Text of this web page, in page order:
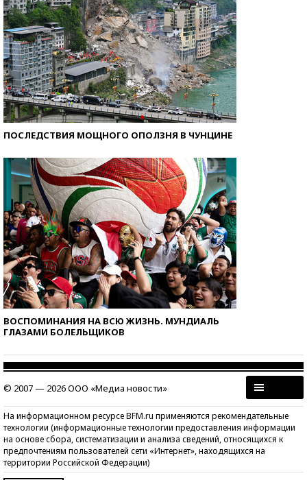
ПОСЛЕДСТВИЯ МОЩНОГО ОПОЛЗНЯ В ЧУНЦИНЕ
ВОСПОМИНАНИЯ НА ВСЮ ЖИЗНЬ. МУНДИАЛЬ
ГЛАЗАМИ БОЛЕЛЬЩИКОВ
© 2007 — 2026 ООО «Медиа новости»
На информационном ресурсе BFM.ru применяются рекомендательные
технологии (информационные технологии предоставления информации
на основе сбора, систематизации и анализа сведений, относящихся к
предпочтениям пользователей сети «Интернет», находящихся на
территории Российской Федерации)